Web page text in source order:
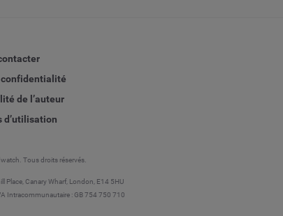
de l’auteur
d’utilisation
Tous droits réservés.
Place, Canary Wharf, London, E14 5HU
Intracommunautaire : GB 754 750 710